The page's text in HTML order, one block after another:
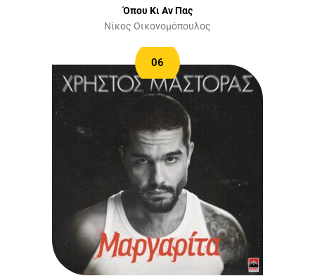
Όπου Κι Αν Πας
Νίκος Οικονομόπουλος
06